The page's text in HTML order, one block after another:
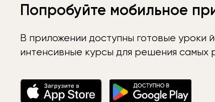
Попробуйте мобильное
В приложении доступны готовые уроки
интенсивные курсы для решения самых